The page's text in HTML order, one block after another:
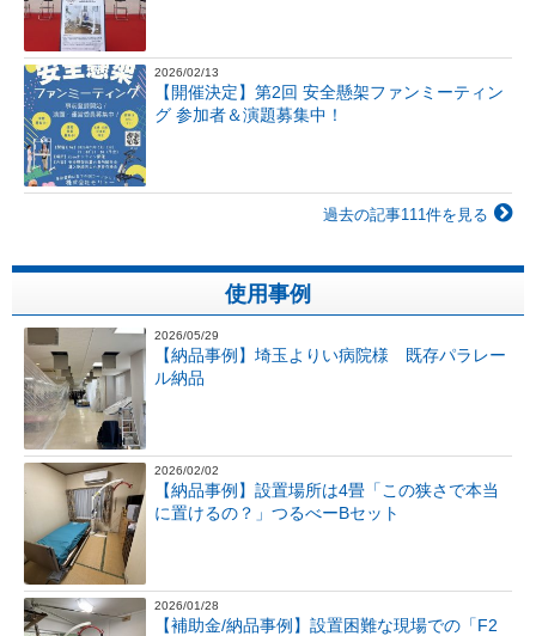
2026/02/13
【開催決定】第2回 安全懸架ファンミーティン
グ 参加者＆演題募集中！
過去の記事111件を見る
使用事例
2026/05/29
【納品事例】埼玉よりい病院様 既存パラレー
ル納品
2026/02/02
【納品事例】設置場所は4畳「この狭さで本当
に置けるの？」つるべーBセット
2026/01/28
【補助金/納品事例】設置困難な現場での「F2